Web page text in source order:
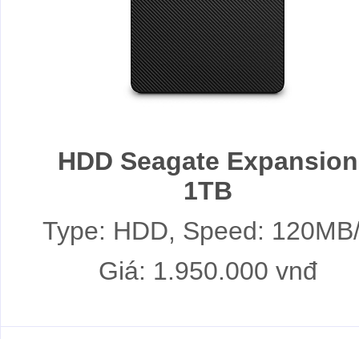
HDD Seagate Expansion
1TB
Type: HDD, Speed:
Giá: 1.950.000 vnđ